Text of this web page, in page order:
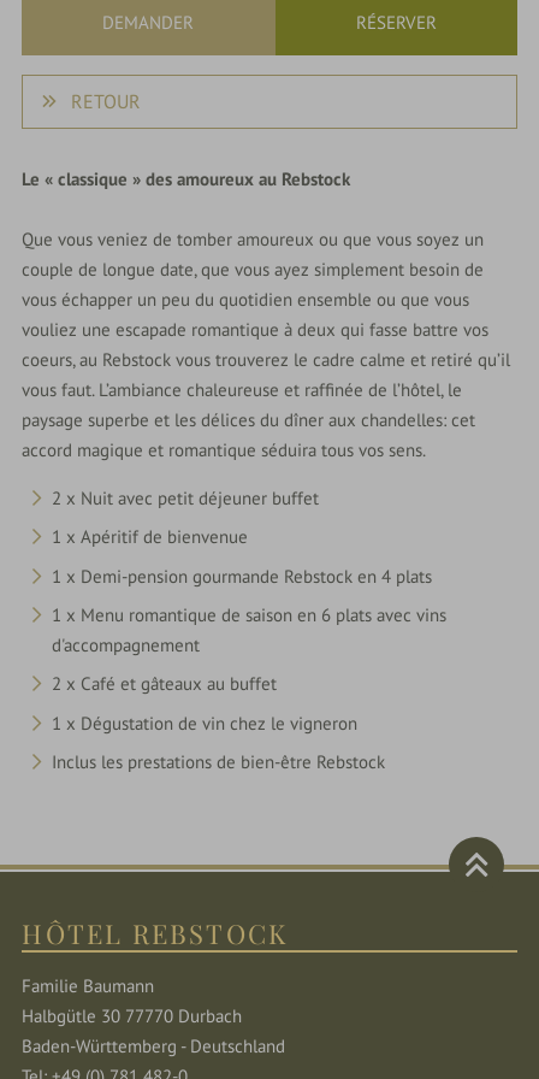
DEMANDER RÉSERVER
RETOUR
Le « classique » des amoureux au Rebstock
Que vous veniez de tomber amoureux ou que vous soyez un
couple de longue date, que vous ayez simplement besoin de
vous échapper un peu du quotidien ensemble ou que vous
vouliez une escapade romantique à deux qui fasse battre vos
coeurs, au Rebstock vous trouverez le cadre calme et retiré qu’il
vous faut. L’ambiance chaleureuse et raffinée de l’hôtel, le
paysage superbe et les délices du dîner aux chandelles: cet
accord magique et romantique séduira tous vos sens.
2 x Nuit avec petit déjeuner buffet
1 x Apéritif de bienvenue
1 x Demi-pension gourmande Rebstock en 4 plats
1 x Menu romantique de saison en 6 plats avec vins
d'accompagnement
2 x Café et gâteaux au buffet
1 x Dégustation de vin chez le vigneron
Inclus les prestations de bien-être Rebstock
HÔTEL REBSTOCK
Familie Baumann
Halbgütle 30 77770 Durbach
Baden-Württemberg - Deutschland